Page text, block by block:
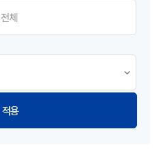
전체
적용